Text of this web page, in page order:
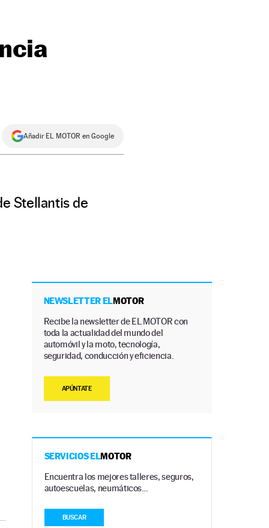
Añadir EL MOTOR en Google
Stellantis de
NEWSLETTER ELMOTOR
Recibe la newsletter de EL MOTOR con
toda la actualidad del mundo del
automóvil y la moto, tecnología,
seguridad, conducción y eficiencia.
APÚNTATE
SERVICIOS ELMOTOR
Encuentra los mejores talleres, seguros,
autoescuelas, neumáticos…
BUSCAR